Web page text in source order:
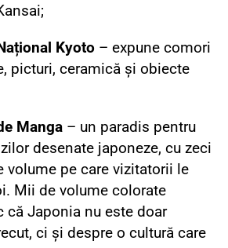
Kyoto – expune comori
picturi, ceramică și obiecte
Manga – un paradis pentru
desenate japoneze, cu zeci
volume pe care vizitatorii le
Mii de volume colorate
că Japonia nu este doar
ci și despre o cultură care